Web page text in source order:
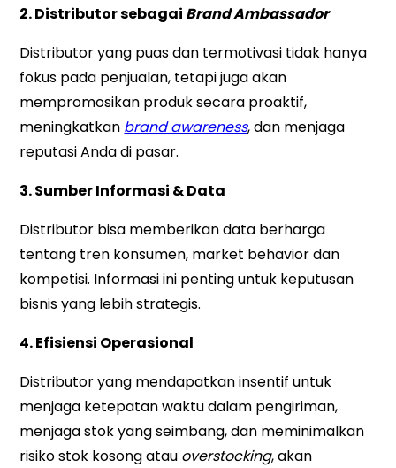
2. Distributor sebagai Brand Ambassador
Distributor yang puas dan termotivasi tidak hanya
fokus pada penjualan, tetapi juga akan
mempromosikan produk secara proaktif,
meningkatkan brand awareness, dan menjaga
reputasi Anda di pasar.
3. Sumber Informasi & Data
Distributor bisa memberikan data berharga
tentang tren konsumen, market behavior dan
kompetisi. Informasi ini penting untuk keputusan
bisnis yang lebih strategis.
4. Efisiensi Operasional
Distributor yang mendapatkan insentif untuk
menjaga ketepatan waktu dalam pengiriman,
menjaga stok yang seimbang, dan meminimalkan
risiko stok kosong atau overstocking, akan